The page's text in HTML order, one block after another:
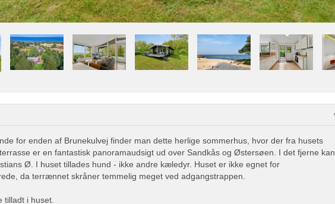
for enden af Brunekulvej finder man dette herlige sommerhus, hvor der fra husets
er en fantastisk panoramaudsigt ud over Sandkås og Østersøen. I det fjerne kan
Ø. I huset tillades hund - ikke andre kæledyr. Huset er ikke egnet for
da terrænnet skråner temmelig meget ved adgangstrappen.
tilladt i huset.